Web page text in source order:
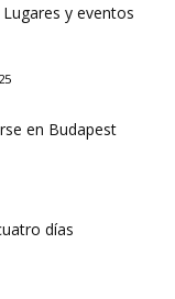
y eventos
en Budapest
días